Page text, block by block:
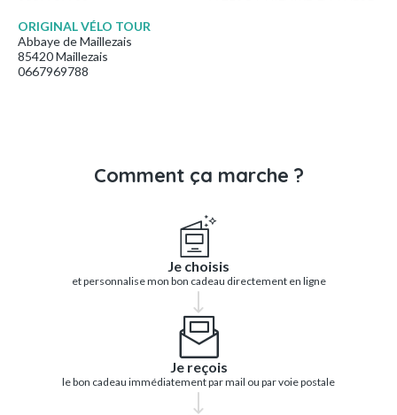
ORIGINAL VÉLO TOUR
Abbaye de Maillezais
85420 Maillezais
0667969788
Comment ça marche ?
Je choisis
et personnalise mon bon cadeau directement en ligne
Je reçois
le bon cadeau immédiatement par mail ou par voie postale